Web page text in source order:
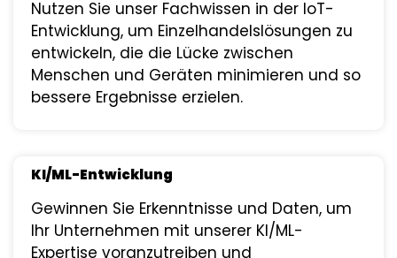
Nutzen Sie unser Fachwissen in der IoT-
Entwicklung, um Einzelhandelslösungen zu
entwickeln, die die Lücke zwischen
Menschen und Geräten minimieren und so
bessere Ergebnisse erzielen.
KI/ML-Entwicklung
Gewinnen Sie Erkenntnisse und Daten, um
Ihr Unternehmen mit unserer KI/ML-
Expertise voranzutreiben und